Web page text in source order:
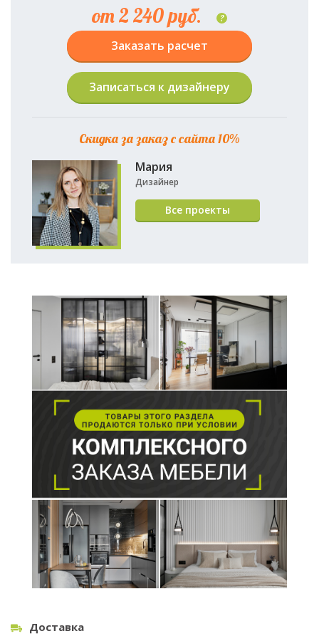
от 2 240 руб. ?
Заказать расчет
Записаться к дизайнеру
Скидка за заказ с сайта 10%
Мария
Дизайнер
Все проекты
Доставка